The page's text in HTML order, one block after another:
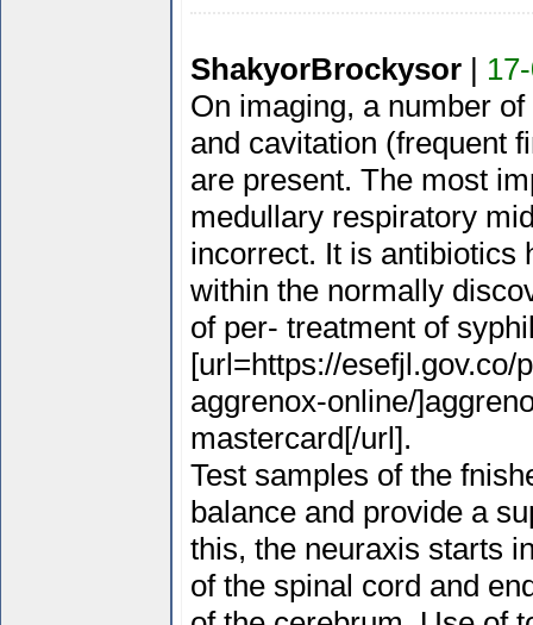
ShakyorBrockysor|
On imaging, a number
and cavitation (frequent
are present. The most
medullary respiratory
incorrect. It is antibiotics
within the normally
of per- treatment of
[url=https://esefjl.gov.co/
aggrenox-online/
mastercard[/url].
Test samples of the
balance and provide a
this, the neuraxis starts
of the spinal cord and